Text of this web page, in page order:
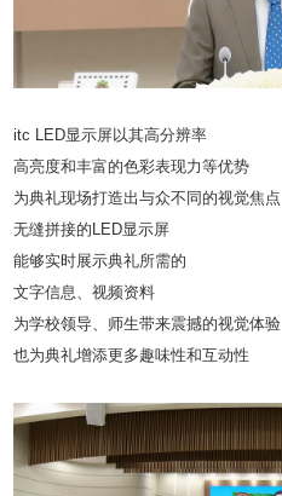
itc LED显示屏以其高分辨率
高亮度和丰富的色彩表现力等优势
为典礼现场打造出与众不同的视觉焦点
无缝拼接的LED显示屏
能够实时展示典礼所需的
文字信息、视频资料
为学校领导、师生带来震撼的视觉体验
也为典礼增添更多趣味性和互动性